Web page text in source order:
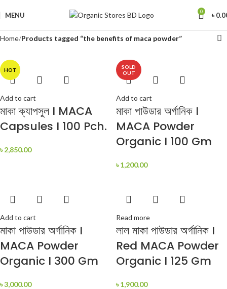
MENU 0 ৳
Home Products tagged “the benefits of maca powder”
HOT
Add to cart
মাকা ক্যাপসুল I MACA
Capsules I 100 Pch.
৳2,850.00
Add to cart
মাকা পাউডার অর্গানিক I
MACA Powder
Organic I 100 Gm
৳1,200.00
Add to cart
মাকা পাউডার অর্গানিক I
MACA Powder
Organic I 300 Gm
৳3,000.00
SOLD
OUT
Read more
লাল মাকা পাউডার অর্গানিক I
Red MACA Powder
Organic I 125 Gm
৳1,900.00